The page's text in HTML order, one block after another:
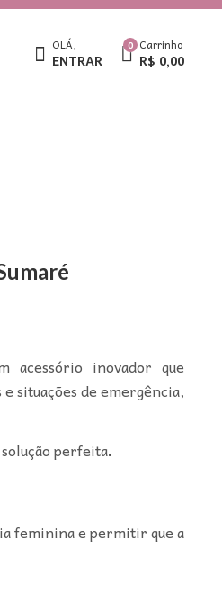
OLÁ,
ENTRAR
0 Carrinho
R$ 0,00
inovador que
situações de emergência,
perfeita.
feminina e permitir que a